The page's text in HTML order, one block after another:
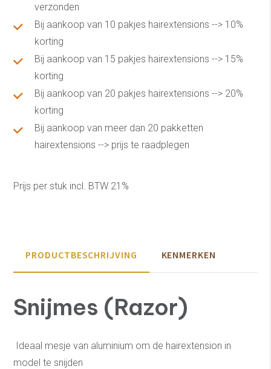
verzonden
Bij aankoop van 10 pakjes hairextensions --> 10%
korting
Bij aankoop van 15 pakjes hairextensions --> 15%
korting
Bij aankoop van 20 pakjes hairextensions --> 20%
korting
Bij aankoop van meer dan 20 pakketten
hairextensions --> prijs te raadplegen
Prijs per stuk incl. BTW 21%
PRODUCTBESCHRIJVING KENMERKEN
Snijmes (Razor)
Ideaal mesje van aluminium om de hairextension in
model te snijden